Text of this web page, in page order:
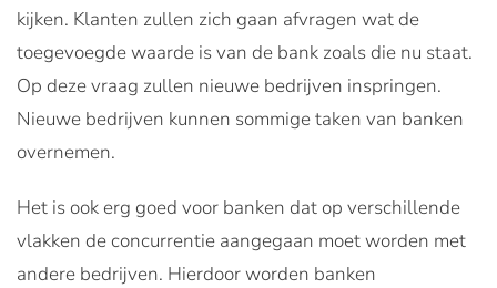
kijken. Klanten zullen zich gaan afvragen wat de
toegevoegde waarde is van de bank zoals die nu staat.
Op deze vraag zullen nieuwe bedrijven inspringen.
Nieuwe bedrijven kunnen sommige taken van banken
overnemen.
Het is ook erg goed voor banken dat op verschillende
vlakken de concurrentie aangegaan moet worden met
andere bedrijven. Hierdoor worden banken